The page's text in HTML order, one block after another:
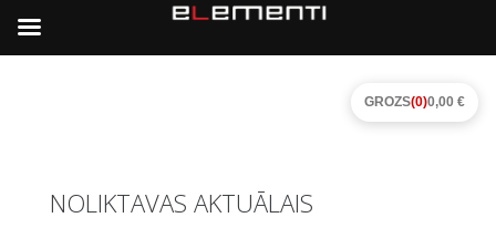
NOLIKTAVAS AKTUĀLAIS
GROZS(0)0,00 €